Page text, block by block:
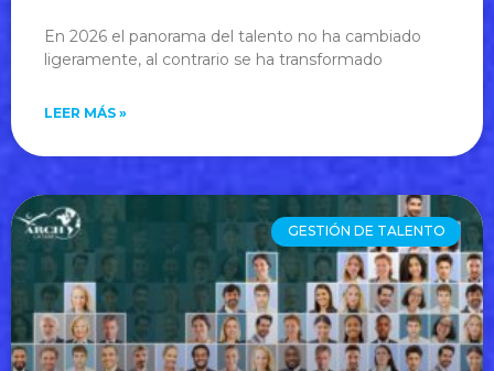
En 2026 el panorama del talento no ha cambiado
ligeramente, al contrario se ha transformado
LEER MÁS »
GESTIÓN DE TALENTO